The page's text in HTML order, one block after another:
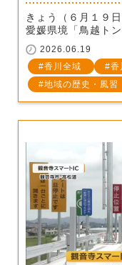
きょう（６月１９
愛媛県境「鳥越ト
2026.06.19
香川全域
香
地域の歴史・風習